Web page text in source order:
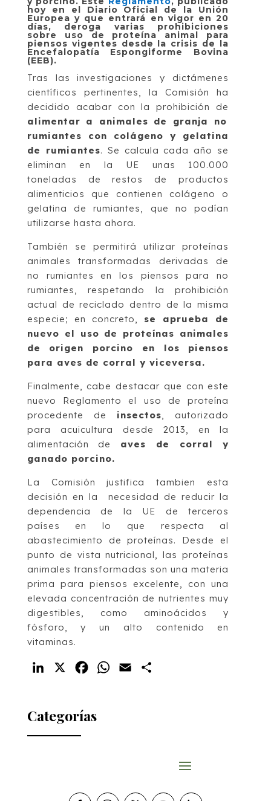
hoy en el Diario Oficial de la Unión
Europea y que entrará en vigor en 20
días, deroga varias prohibiciones
sobre uso de proteína animal para
piensos vigentes desde la crisis de la
Encefalopatía Espongiforme Bovina
(EEB).
Tras las investigaciones y dictámenes
científicos pertinentes, la Comisión ha
decidido acabar con la prohibición de
alimentar a animales de granja no
rumiantes con colágeno y gelatina
de rumiantes. Se calcula cada año se
eliminan en la UE unas 100.000
toneladas de restos de productos
alimenticios que contienen colágeno o
gelatina de rumiantes, que no podían
utilizarse hasta ahora.
También se permitirá utilizar proteínas
animales transformadas derivadas de
no rumiantes en los piensos para no
rumiantes, respetando la prohibición
actual de reciclado dentro de la misma
especie; en concreto,
se aprueba de
nuevo el uso de proteínas animales
de origen porcino en los piensos
para aves de corral y viceversa.
Finalmente, cabe destacar que con este
nuevo Reglamento el uso de proteína
procedente de insectos , autorizado
para acuicultura desde 2013, en la
alimentación de aves de corral y
ganado porcino.
La Comisión justifica tambien esta
decisión en la
necesidad de reducir la
dependencia de la UE deterceros
países en lo que respecta al
abastecimiento de proteínas. Desde el
punto de vista nutricional, las proteínas
animales transformadas son una materia
prima para piensos excelente, con una
elevada concentración de nutrientesmuy
digestibles, como aminoácidos y
fósforo , y un alto contenido en
vitaminas.
LinkedIn FacebookWhatsApp
Email
Categorías